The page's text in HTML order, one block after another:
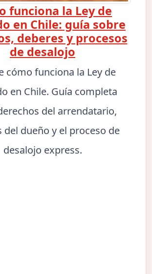
funciona la Ley de
en Chile: guía sobre
deberes y procesos
de desalojo
cómo funciona la Ley de
en Chile. Guía completa
del arrendatario,
del dueño y el proceso de
desalojo express.